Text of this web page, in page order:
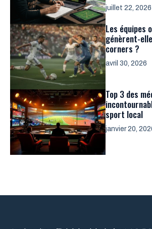
juillet 22, 2026
Les équipes
génèrent-
corners ?
avril 30, 2026
Top 3 des
sport local
janvier 20,